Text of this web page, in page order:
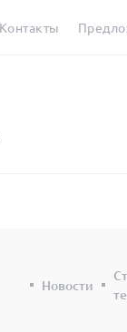
Контакты
Новости